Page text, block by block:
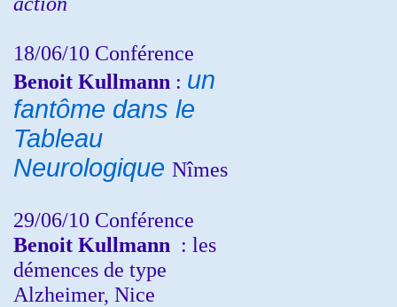
18/06/10 Conférence
Benoit Kullmann : un
fantôme dans le
Tableau
Neurologique Nîmes
29/06/10 Conférence
Benoit Kullmann : les
démences de type
Alzheimer, Nice